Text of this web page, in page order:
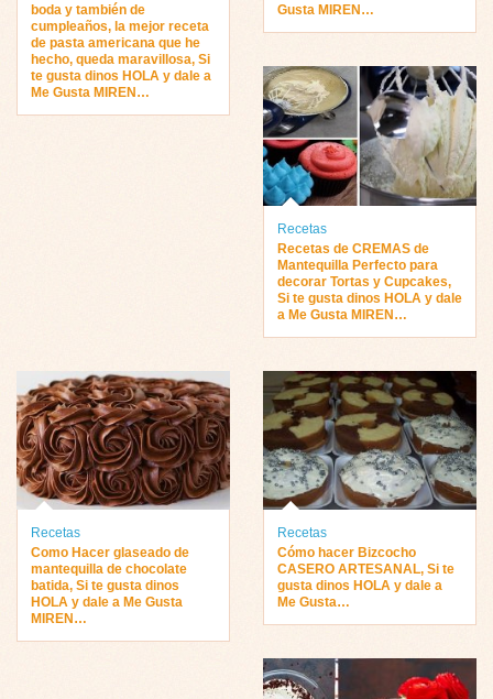
boda y también de
cumpleaños, la mejor receta
de pasta americana que he
hecho, queda maravillosa, Si
te gusta dinos HOLA y dale a
Me Gusta MIREN…
Gusta MIREN…
Recetas
Recetas de CREMAS de
Mantequilla Perfecto para
decorar Tortas y Cupcakes,
Si te gusta dinos HOLA y dale
a Me Gusta MIREN…
Recetas
Como Hacer glaseado de
mantequilla de chocolate
batida, Si te gusta dinos
HOLA y dale a Me Gusta
MIREN…
Recetas
Cómo hacer Bizcocho
CASERO ARTESANAL, Si te
gusta dinos HOLA y dale a
Me Gusta…